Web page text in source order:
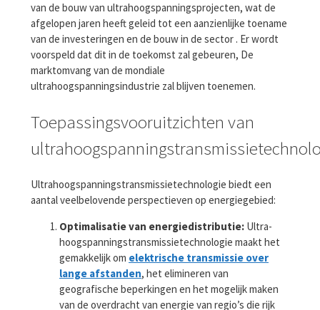
van de bouw van ultrahoogspanningsprojecten, wat de
afgelopen jaren heeft geleid tot een aanzienlijke toename
van de investeringen en de bouw in de sector . Er wordt
voorspeld dat dit in de toekomst zal gebeuren, De
marktomvang van de mondiale
ultrahoogspanningsindustrie zal blijven toenemen.
Toepassingsvooruitzichten van
Ultrahoogspanningstransmissietechnologie biedt een
aantal veelbelovende perspectieven op energiegebied:
Optimalisatie van energiedistributie: Ultra-
hoogspanningstransmissietechnologie maakt het
gemakkelijk om elektrische transmissie over
lange afstanden, het elimineren van
geografische beperkingen en het mogelijk maken
van de overdracht van energie van regio’s die rijk